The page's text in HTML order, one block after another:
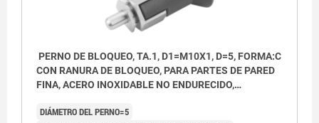
PERNO DE BLOQUEO, TA.1, D1=M10X1, D=5, FORMA:C
CON RANURA DE BLOQUEO, PARA PARTES DE PARED
FINA, ACERO INOXIDABLE NO ENDURECIDO,
DIÁMETRO DEL PERNO=5